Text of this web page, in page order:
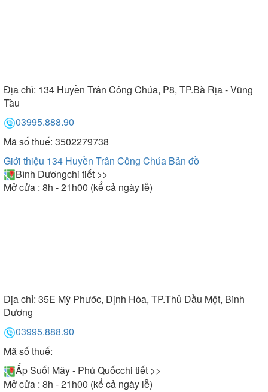
Địa chỉ: 134 Huyền Trân Công Chúa, P8, TP.Bà Rịa - Vũng
Tàu
03995.888.90
Mã số thuế: 3502279738
Giới thiệu 134 Huyền Trân Công Chúa Bản đồ
Bình Dươngchi tiết >>
Mở cửa : 8h - 21h00 (kể cả ngày lễ)
Địa chỉ: 35E Mỹ Phước, Định Hòa, TP.Thủ Dầu Một, Bình
Dương
03995.888.90
Mã số thuế:
Ấp Suối Mây - Phú Quốcchi tiết >>
Mở cửa : 8h - 21h00 (kể cả ngày lễ)